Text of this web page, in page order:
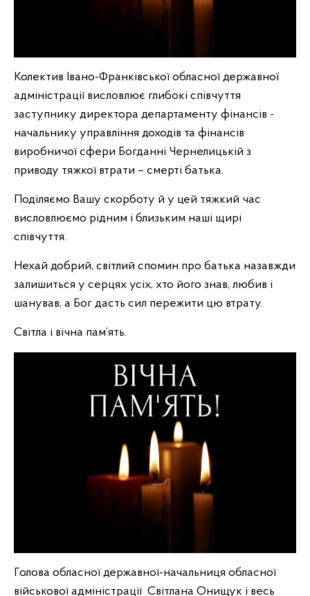
Колектив Івано-Франківської обласної державної
адміністрації висловлює глибокі співчуття
заступнику директора департаменту фінансів -
начальнику управління доходів та фінансів
виробничої сфери Богданні Чернелицькій з
приводу тяжкої втрати – смерті батька.
Поділяємо Вашу скорботу й у цей тяжкий час
висловлюємо рідним і близьким наші щирі
співчуття.
Нехай добрий, світлий спомин про батька назавжди
залишиться у серцях усіх, хто його знав, любив і
шанував, а Бог дасть сил пережити цю втрату.
Світла і вічна пам’ять.
Голова обласної державної-начальниця обласної
військової адміністрації Світлана Онищук і весь